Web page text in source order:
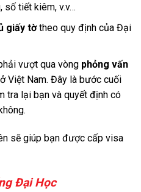
số tiết kiêm, v.v…
giấy tờtheo quy định của Đại
vượt qua vòng phỏng vấn
Việt Nam. Đây là bước cuối
tra lại bạn và quyết định có
sẽ giúp bạn được cấp visa
Đại Học